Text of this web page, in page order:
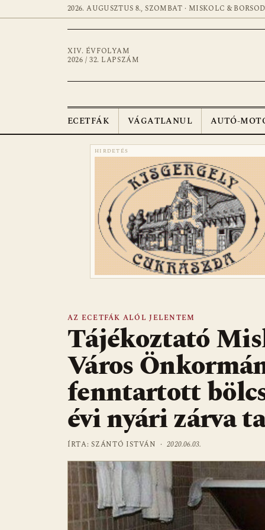
2026. AUGUSZTUS 8., SZOMBAT · MISKOLC & BORSOD
XIV. ÉVFOLYAM
2026 / 32. LAPSZÁM
ECETFÁK VÁGATLANUL AUTÓ-
HIRDETÉS
AZ ECETFÁK ALÓL JELENTEM
Tájékoztató
Város
fenntartott
évi nyári zárva
ÍRTA: SZÁNTÓ ISTVÁN ·2020.06.03.